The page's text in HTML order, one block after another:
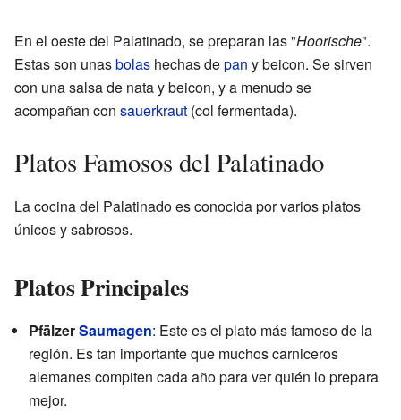
En el oeste del Palatinado, se preparan las "Hoorische".
Estas son unasbolas hechas depan y beicon. Se sirven
con una salsa de nata y beicon, y a menudo se
acompañan con sauerkraut (col fermentada).
Platos Famosos del Palatinado
La cocina del Palatinado es conocida por varios platos
únicos y sabrosos.
Platos Principales
PfälzerSaumagen: Este es el plato más famoso de la
región. Es tan importante que muchos carniceros
alemanes compiten cada año para ver quién lo prepara
mejor.